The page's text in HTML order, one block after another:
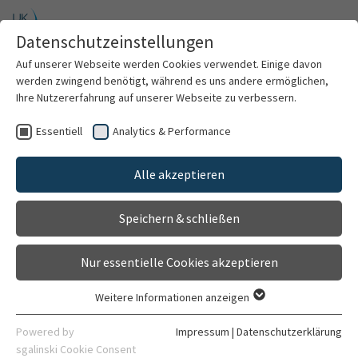
Zum Hauptinhalt springen
Willkommen
Über uns
Für Patienten
Für Ärzte
Allgemeine Innere Medizin, Psychosomatik und
Psychotherapie
Teilnahme an Studien/
Probandenaufruf
Teilnehmer und Teilnehmerinnen für
klinische Studien gesucht
Datenschutzeinstellungen
Auf unserer Webseite werden Cookies verwendet. Einige davon
werden zwingend benötigt, während es uns andere ermöglichen,
Ihre Nutzererfahrung auf unserer Webseite zu verbessern.
Essentiell Analytics & Performance
Alle akzeptieren
Speichern & schließen
Nur essentielle Cookies akzeptieren
Essentielle Cookies werden für grundlegende Funktionen der
Webseite benötigt. Dadurch ist gewährleistet, dass die
Weitere Informationen anzeigen
Powered by
sgalinski Cookie Consent
Impressum | Datenschutzerklärung